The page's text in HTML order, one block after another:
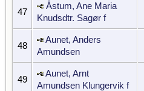
47
Åstum, Ane Maria
Knudsdtr. Sagør f
48
Aunet, Anders
Amundsen
49
Aunet, Arnt
Amundsen Klungervik f